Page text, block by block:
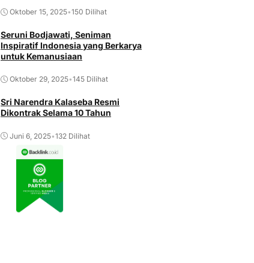
Oktober 15, 2025•150 Dilihat
Seruni Bodjawati, Seniman
Inspiratif Indonesia yang Berkarya
untuk Kemanusiaan
Oktober 29, 2025•145 Dilihat
Sri Narendra Kalaseba Resmi
Dikontrak Selama 10 Tahun
Juni 6, 2025•132 Dilihat